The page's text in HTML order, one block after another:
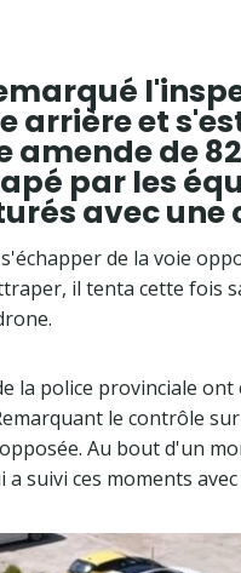
arrière et
amende de
par les
avec une
de la voie
il tenta cette fois
la police provinciale
le contrôle
Au bout d'un
suivi ces moments